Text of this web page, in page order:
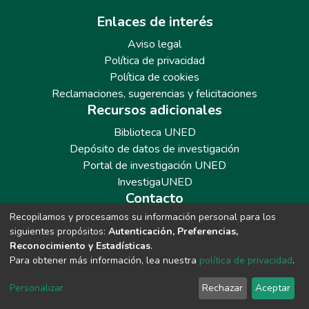
Enlaces de interés
Aviso legal
Política de privacidad
Política de cookies
Reclamaciones, sugerencias y felicitaciones
Recursos adicionales
Biblioteca UNED
Depósito de datos de investigación
Portal de investigación UNED
InvestigaUNED
Contacto
Teléfono: 913986562 / 6643 / 6633 / 8766
Correo: repositoriobiblioteca@adm.uned.es
Recopilamos y procesamos su información personal para los
siguientes propósitos: Autenticación, Preferencias,
Reconocimiento y Estadísticas.
Para obtener más información, lea nuestra política de privacidad.
Personalizar Rechazar Aceptar